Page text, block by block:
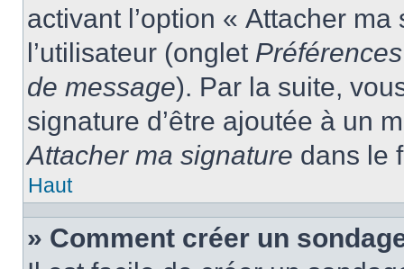
activant l’option « Attacher
l’utilisateur (onglet
de message). Par la suite,
signature d’être ajoutée à un
Attacher ma signature dans le
Haut
» Comment créer un